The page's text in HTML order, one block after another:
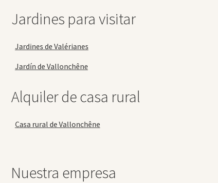
Jardines para visitar
Jardines de Valérianes
Jardín de Vallonchêne
Alquiler de casa rural
Casa rural de Vallonchêne
Nuestra empresa